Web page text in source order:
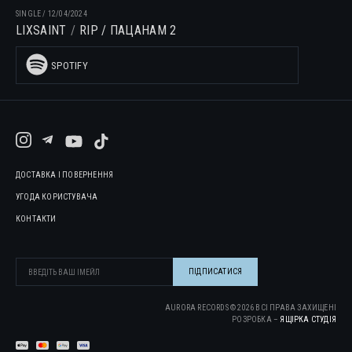
SINGLE/ 12/04/2024
LIXSAINT RIP / ПАЦАНАМ 2
SPOTIFY
ДОСТАВКА І ПОВЕРНЕННЯ
УГОДА КОРИСТУВАЧА
КОНТАКТИ
AURORA RECORDS ©2026 ВСІ ПРАВА ЗАХИЩЕНІ
РОЗРОБКА – ЯЩІРКА CТУДІЯ